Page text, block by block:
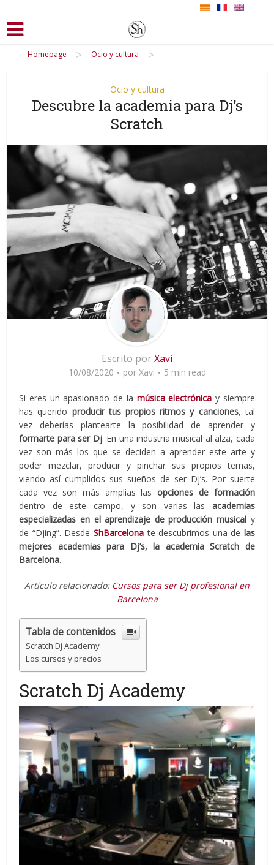
Homepage > Ocio y cultura >
Ocio y cultura
Descubre la academia para Dj’s
Scratch
Escrito porXavi
10/08/2020 por Xavi 5 min read
Si eres un apasionado de la música electrónica y siempre
has querido producir tus propios ritmos y canciones, tal
vez deberías plantearte la posibilidad de aprender y
formarte para ser Dj. En una industria musical al alza, cada
vez son más los que se deciden a aprender este arte y
poder mezclar, producir y pinchar sus propios temas,
viendo así cumplidos sus sueños de ser Dj’s. Por suerte
cada vez son más amplias lasopciones de formación
dentro de este campo, y son varias las academias
especializadas en el aprendizaje de producción musical y
de “Djing”. Desde ShBarcelonate descubrimos una de las
mejores academias para Dj’s, la academia Scratch de
Barcelona.
Artículo relacionado: Cursos para ser Dj profesional en
Barcelona
Tabla de contenidos
Scratch Dj Academy
Los cursos y precios
Scratch Dj Academy